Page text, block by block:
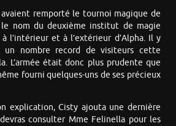
remporté le tournoi magique de
nom du deuxième institut de magie
l’intérieur et à l’extérieur d’Alpha. Il y
un nombre record de visiteurs cette
L’armée était donc plus prudente que
fourni quelques-uns de ses précieux
explication, Cisty ajouta une dernière
consulter Mme Felinella pour les